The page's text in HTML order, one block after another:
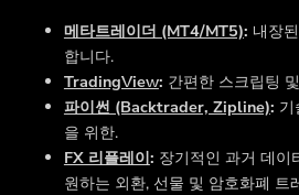
메타트레이더 (MT4/MT5): 내장
합니다.
TradingView: 간편한 스크립팅
파이썬 (Backtrader, Zipline):
을 위한.
FX 리플레이: 장기적인 과거 데이
원하는 외환, 선물 및 암호화폐 트